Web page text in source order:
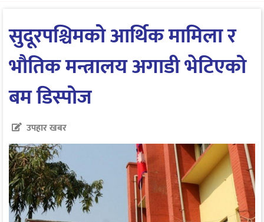
सुदूरपश्चिमको आर्थिक मामिला र
भौतिक मन्त्रालय अगाडी भेटिएको
बम डिस्पोज
उपहार खबर